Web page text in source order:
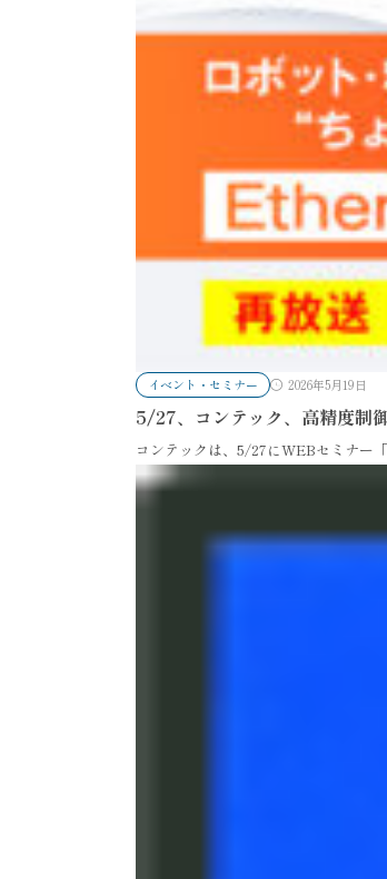
イベント・セミナー 2026年5月19日
5/27、コンテック、高精度制
コンテックは、5/27にWEBセミナ